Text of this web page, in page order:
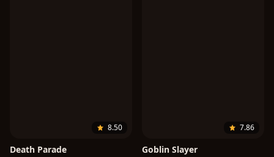
8.50
Death Parade
7.86
Goblin Slayer